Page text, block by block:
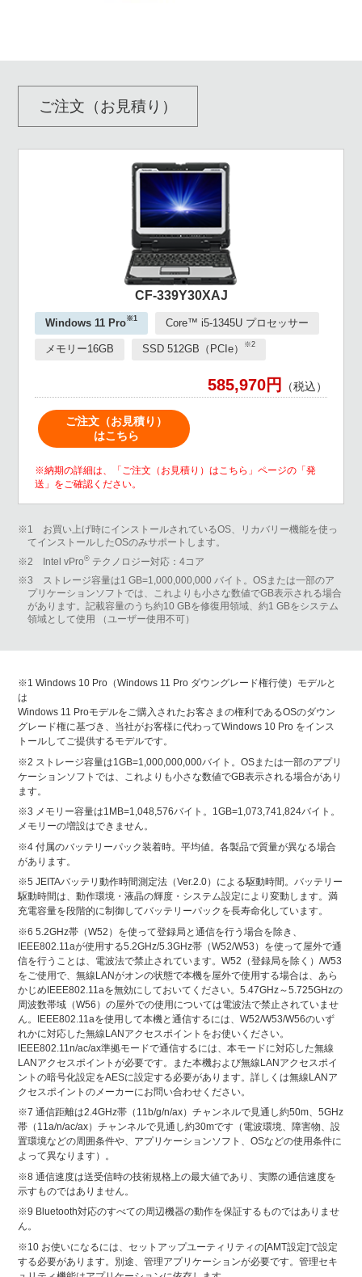
ご注文（お見積り）
CF-339Y30XAJ
Windows 11 Pro※1 Core™ i5-1345U プロセッサー
メモリー16GB SSD 512GB（PCIe） ※2
585,970円 （税込）
ご注文（お見積り）
はこちら
※納期の詳細は、「ご注文（お見積り）はこちら」ページの「発
送」をご確認ください。
※1 お買い上げ時にインストールされているOS、リカバリー機能を使っ
てインストールしたOSのみサポートします。
※2 Intel vPro® テクノロジー対応：4コア
※3 ストレージ容量は1 GB=1,000,000,000 バイト。OSまたは一部のア
プリケーションソフトでは、これよりも小さな数値でGB表示される場合
があります。記載容量のうち約10 GBを修復用領域、約1 GBをシステム
領域として使用 （ユーザー使用不可）
※1 Windows 10 Pro（Windows 11 Pro ダウングレード権行使）モデルと
は
Windows 11 Proモデルをご購入されたお客さまの権利であるOSのダウン
グレード権に基づき、当社がお客様に代わってWindows 10 Pro をインス
トールしてご提供するモデルです。
※2 ストレージ容量は1GB=1,000,000,000バイト。OSまたは一部のアプリ
ケーションソフトでは、これよりも小さな数値でGB表示される場合があり
ます。
※3 メモリー容量は1MB=1,048,576バイト。1GB=1,073,741,824バイト。
メモリーの増設はできません。
※4 付属のバッテリーパック装着時。平均値。各製品で質量が異なる場合
があります。
※5 JEITAバッテリ動作時間測定法（Ver.2.0）による駆動時間。バッテリー
駆動時間は、動作環境・液晶の輝度・システム設定により変動します。満
充電容量を段階的に制御してバッテリーパックを長寿命化しています。
※6 5.2GHz帯（W52）を使って登録局と通信を行う場合を除き、
IEEE802.11aが使用する5.2GHz/5.3GHz帯（W52/W53）を使って屋外で通
信を行うことは、電波法で禁止されています。W52（登録局を除く）/W53
をご使用で、無線LANがオンの状態で本機を屋外で使用する場合は、あら
かじめIEEE802.11aを無効にしておいてください。5.47GHz～5.725GHzの
周波数帯域（W56）の屋外での使用については電波法で禁止されていませ
ん。IEEE802.11aを使用して本機と通信するには、W52/W53/W56のいず
れかに対応した無線LANアクセスポイントをお使いください。
IEEE802.11n/ac/ax準拠モードで通信するには、本モードに対応した無線
LANアクセスポイントが必要です。また本機および無線LANアクセスポイ
ントの暗号化設定をAESに設定する必要があります。詳しくは無線LANア
クセスポイントのメーカーにお問い合わせください。
※7 通信距離は2.4GHz帯（11b/g/n/ax）チャンネルで見通し約50m、5GHz
帯（11a/n/ac/ax）チャンネルで見通し約30mです（電波環境、障害物、設
置環境などの周囲条件や、アプリケーションソフト、OSなどの使用条件に
よって異なります）。
※8 通信速度は送受信時の技術規格上の最大値であり、実際の通信速度を
示すものではありません。
※9 Bluetooth対応のすべての周辺機器の動作を保証するものではありませ
ん。
※10 お使いになるには、セットアップユーティリティの[AMT設定]で設定
する必要があります。別途、管理アプリケーションが必要です。管理セキ